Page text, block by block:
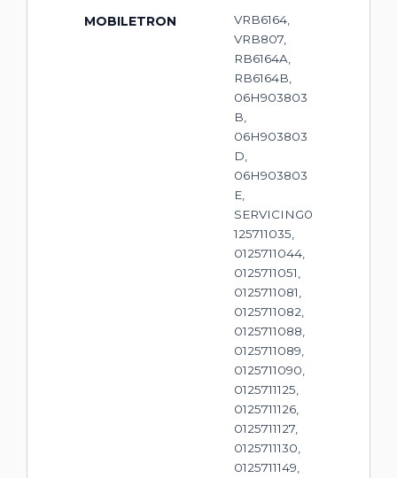
MOBILETRON
VRB6164,
VRB807,
RB6164A,
RB6164B,
06H903803
B,
06H903803
D,
06H903803
E,
SERVICING0
125711035,
0125711044,
0125711051,
0125711081,
0125711082,
0125711088,
0125711089,
0125711090,
0125711125,
0125711126,
0125711127,
0125711130,
0125711149,